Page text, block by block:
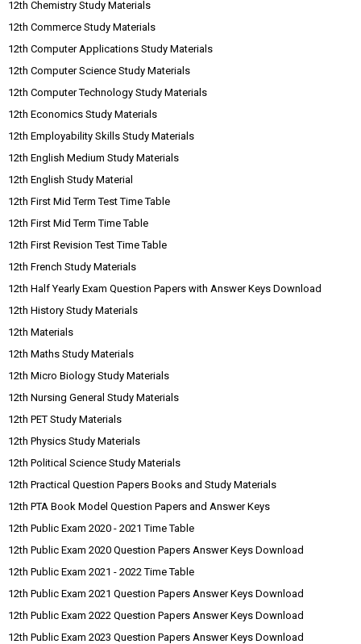
12th Chemistry Study Materials
12th Commerce Study Materials
12th Computer Applications Study Materials
12th Computer Science Study Materials
12th Computer Technology Study Materials
12th Economics Study Materials
12th Employability Skills Study Materials
12th English Medium Study Materials
12th English Study Material
12th First Mid Term Test Time Table
12th First Mid Term Time Table
12th First Revision Test Time Table
12th French Study Materials
12th Half Yearly Exam Question Papers with Answer Keys Download
12th History Study Materials
12th Materials
12th Maths Study Materials
12th Micro Biology Study Materials
12th Nursing General Study Materials
12th PET Study Materials
12th Physics Study Materials
12th Political Science Study Materials
12th Practical Question Papers Books and Study Materials
12th PTA Book Model Question Papers and Answer Keys
12th Public Exam 2020 - 2021 Time Table
12th Public Exam 2020 Question Papers Answer Keys Download
12th Public Exam 2021 - 2022 Time Table
12th Public Exam 2021 Question Papers Answer Keys Download
12th Public Exam 2022 Question Papers Answer Keys Download
12th Public Exam 2023 Question Papers Answer Keys Download